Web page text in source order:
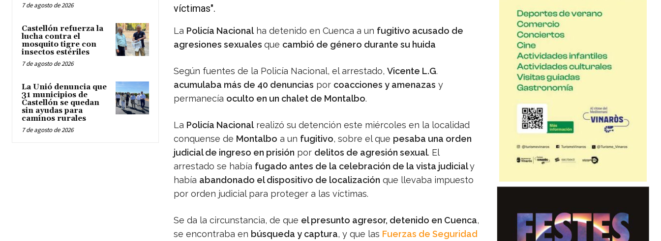
7 de agosto de 2026
Castellón refuerza la
lucha contra el
mosquito tigre con
insectos estériles
7 de agosto de 2026
La Unió denuncia que
31 municipios de
Castellón se quedan
sin ayudas para
caminos rurales
7 de agosto de 2026
víctimas".
La Policía Nacionalha detenido en Cuenca a un fugitivo acusado de
agresiones sexuales que cambió de género durante su huida
Según fuentes de la Policía Nacional, el arrestado, Vicente L.G.
acumulaba más de 40 denuncias por coacciones y amenazas y
permanecía oculto en un chalet de Montalbo.
La Policía Nacionalrealizó su detención este miércoles en la localidad
conquense de Montalbo a un fugitivo, sobre el que pesaba una orden
judicial de ingreso en prisión por delitos de agresión sexual. El
arrestado se había fugado antes de la celebración de la vista judicialy
había abandonado el dispositivo de localización que llevaba impuesto
por orden judicial para proteger a las víctimas.
Se da la circunstancia, de que el presunto agresor, detenido en Cuenca,
se encontraba en búsqueda y captura, y que las Fuerzas de Seguridad